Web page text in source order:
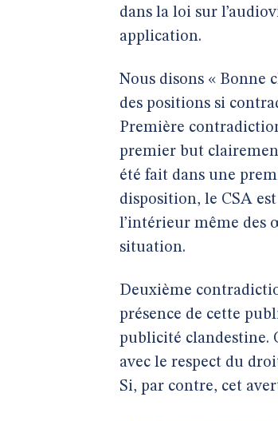
dans la loi sur
application.
Nous disons « Bonne
des positions si
Première
premier but
été fait dans une
disposition, le CSA
l’intérieur même des
situation.
Deuxième
présence de cette
publicité clandestine.
avec le respect du
Si, par contre, cet